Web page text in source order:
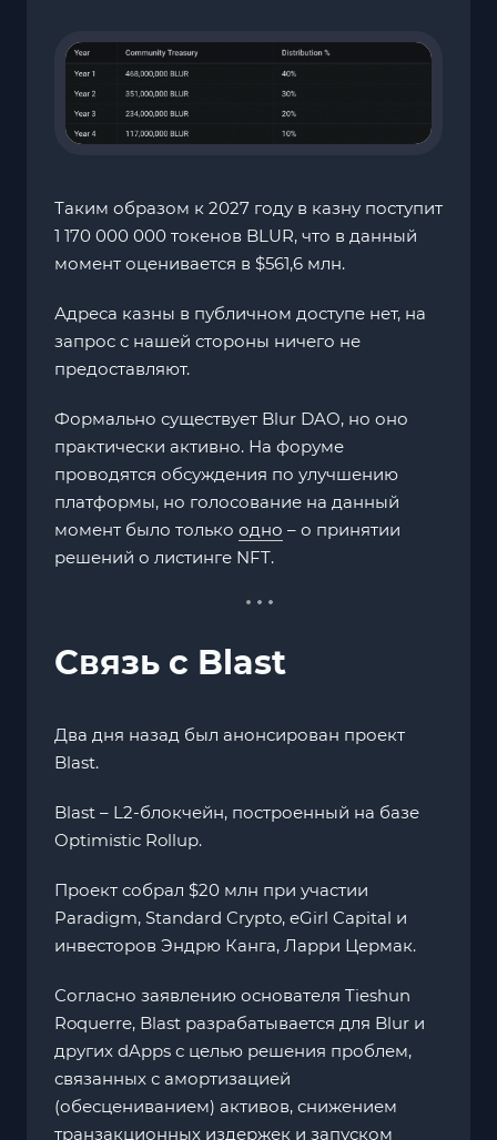
Таким образом к 2027 году в казну поступит
1 170 000 000 токенов BLUR, что в данный
момент оценивается в $561,6 млн.
Адреса казны в публичном доступе нет, на
запрос с нашей стороны ничего не
предоставляют.
Формально существует Blur DAO, но оно
практически активно. На форуме
проводятся обсуждения по улучшению
платформы, но голосование на данный
момент было только одно – о принятии
решений о листинге NFT.
Связь с Blast
Два дня назад был анонсирован проект
Blast.
Blast – L2-блокчейн, построенный на базе
Optimistic Rollup.
Проект собрал $20 млн при участии
Paradigm, Standard Crypto, eGirl Capital и
инвесторов Эндрю Канга, Ларри Цермак.
Согласно заявлению основателя Tieshun
Roquerre, Blast разрабатывается для Blur и
других dApps с целью решения проблем,
связанных с амортизацией
(обесцениванием) активов, снижением
транзакционных издержек и запуском